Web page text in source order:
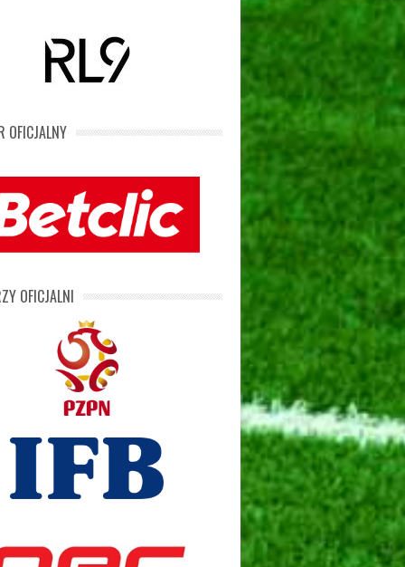
OFICJALNY
OFICJALNI